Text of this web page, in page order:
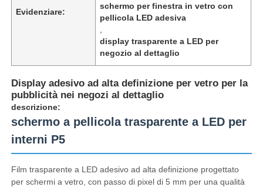
Casa.
Prodotti
Chi Siamo
Evidenziare:
schermo per finestra in vetro con
pellicola LED adesiva
display trasparente a LED per
negozio al dettaglio
Display adesivo ad alta definizione per vetro per la
pubblicità nei negozi al dettaglio
descrizione:
schermo a pellicola trasparente a LED per
interni P5
Film trasparente a LED adesivo ad alta definizione progettato
per schermi a vetro, con passo di pixel di 5 mm per una qualità